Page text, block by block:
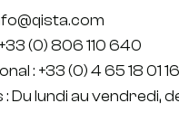
(0) 806 110 640
: +33 (0) 4 65 18 01 16
Du lundi au vendredi,